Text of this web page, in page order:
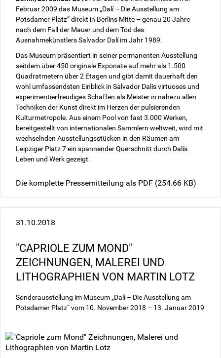
Februar 2009 das Museum „Dalí – Die Ausstellung am
Potsdamer Platz“ direkt in Berlins Mitte – genau 20 Jahre
nach dem Fall der Mauer und dem Tod des
Ausnahmekünstlers Salvador Dalí im Jahr 1989.
Das Museum präsentiert in seiner permanenten Ausstellung
seitdem über 450 originale Exponate auf mehr als 1.500
Quadratmetern über 2 Etagen und gibt damit dauerhaft den
wohl umfassendsten Einblick in Salvador Dalís virtuoses und
experimentierfreudiges Schaffen als Meister in nahezu allen
Techniken der Kunst direkt im Herzen der pulsierenden
Kulturmetropole. Aus einem Pool von fast 3.000 Werken,
bereitgestellt von internationalen Sammlern weltweit, wird mit
wechselnden Ausstellungsstücken in den Räumen am
Leipziger Platz 7 ein spannender Querschnitt durch Dalís
Leben und Werk gezeigt.
Die komplette Pressemitteilung als PDF (254.66 KB)
31.10.2018
"CAPRIOLE ZUM MOND"
ZEICHNUNGEN, MALEREI UND
LITHOGRAPHIEN VON MARTIN LOTZ
Sonderausstellung im Museum „Dalí – Die Ausstellung am
Potsdamer Platz“ vom 10. November 2018 – 13. Januar 2019